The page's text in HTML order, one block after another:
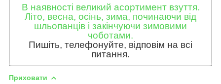
В наявності великий асортимент взуття.
Літо, весна, осінь, зима, починаючи від
шльопанців і закінчуючи зимовими
чоботами.
Пишіть, телефонуйте, відповім на всі
питання.
Приховати